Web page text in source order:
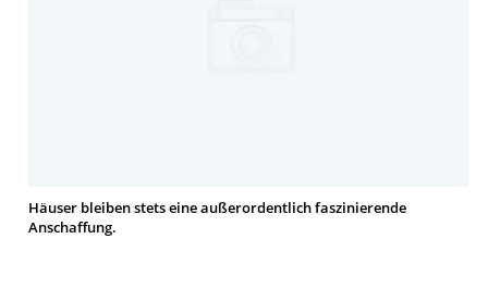
Häuser bleiben stets eine außerordentlich faszinierende
Anschaffung.